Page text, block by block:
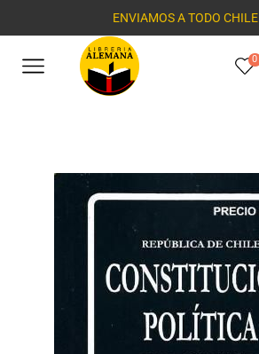
ENVIAMOS A TODO CHILE
0